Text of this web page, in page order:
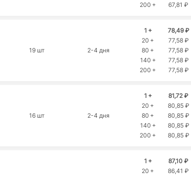
200 +
67,81 ₽
19 шт 2-4 дня
1 +
78,49 ₽
20 +
77,58 ₽
80 +
77,58 ₽
140 +
77,58 ₽
200 +
77,58 ₽
16 шт 2-4 дня
1 +
81,72 ₽
20 +
80,85 ₽
80 +
80,85 ₽
140 +
80,85 ₽
200 +
80,85 ₽
1 +
87,10 ₽
20 +
86,41 ₽